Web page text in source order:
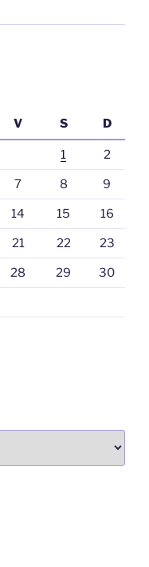
V S D
1 2
7 8 9
14 15 16
21 22 23
28 29 30